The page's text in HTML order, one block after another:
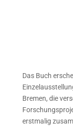
Das Buch
Bremen, die
erstmalig